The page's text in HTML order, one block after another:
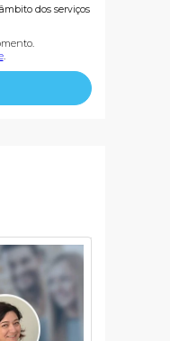
dos serviços
.